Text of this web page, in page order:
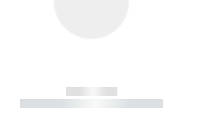
------------
----------- ----------- ----------